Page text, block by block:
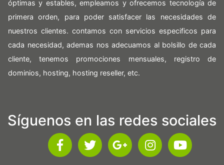
óptimas y estables, empleamos y ofrecemos tecnología de
primera orden, para poder satisfacer las necesidades de
nuestros clientes. contamos con servicios especificos para
cada necesidad, ademas nos adecuamos al bolsillo de cada
cliente, tenemos promociones mensuales, registro de
dominios, hosting, hosting reseller, etc.
Síguenos en las redes sociales